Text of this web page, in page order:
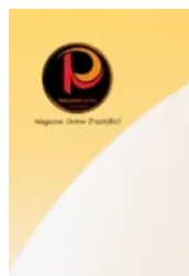
content